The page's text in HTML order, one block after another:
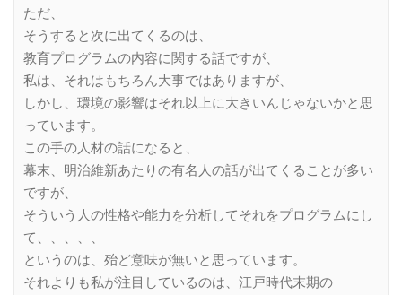
ただ、
そうすると次に出てくるのは、
教育プログラムの内容に関する話ですが、
私は、それはもちろん大事ではありますが、
しかし、環境の影響はそれ以上に大きいんじゃないかと思
っています。
この手の人材の話になると、
幕末、明治維新あたりの有名人の話が出てくることが多い
ですが、
そういう人の性格や能力を分析してそれをプログラムにし
て、、、、、
というのは、殆ど意味が無いと思っています。
それよりも私が注目しているのは、江戸時代末期の